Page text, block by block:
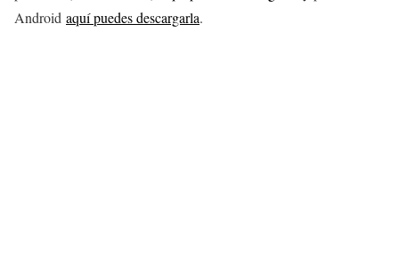
Android aquí puedes descargarla.